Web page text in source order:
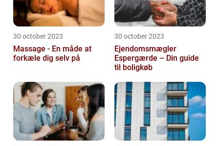
30 october 2023
Massage - En måde at
forkæle dig selv på
30 october 2023
Ejendomsmægler
Espergærde – Din guide
til boligkøb